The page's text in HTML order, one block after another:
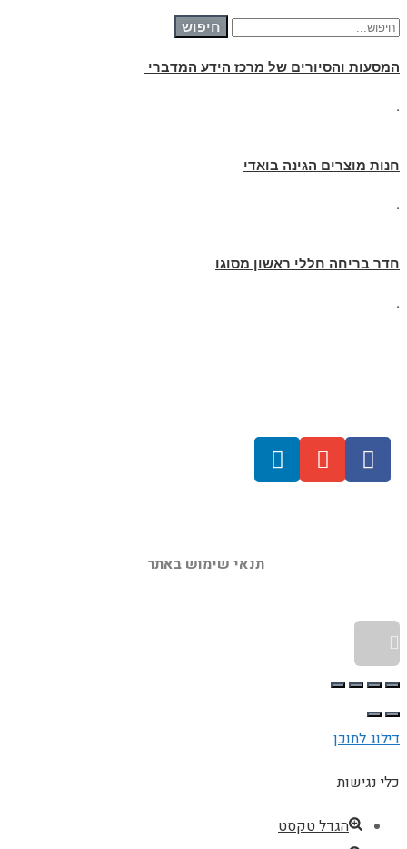
חיפוש עבור: חיפוש
המסעות והסיורים של מרכז הידע המדברי
.
חנות מוצרים הגינה בואדי
.
חדר בריחה חללי ראשון מסוגו
.
תנאי שימוש באתר
דילוג לתוכן
כלי נגישות
הגדל טקסט